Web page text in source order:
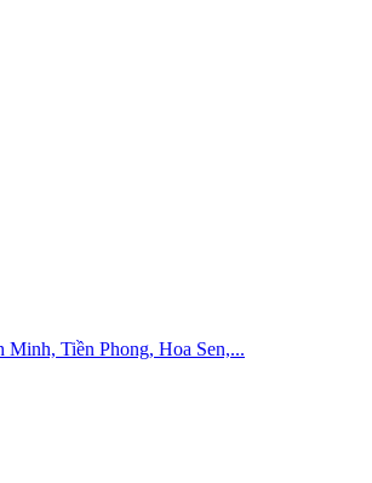
Tiền Phong, Hoa Sen,...